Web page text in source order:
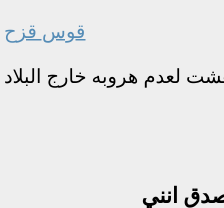
قوس قزح
هروبه خارج البلاد
انني